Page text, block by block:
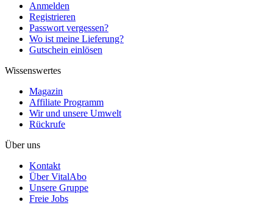
Anmelden
Registrieren
Passwort vergessen?
Wo ist meine Lieferung?
Gutschein einlösen
Wissenswertes
Magazin
Affiliate Programm
Wir und unsere Umwelt
Rückrufe
Über uns
Kontakt
Über VitalAbo
Unsere Gruppe
Freie Jobs